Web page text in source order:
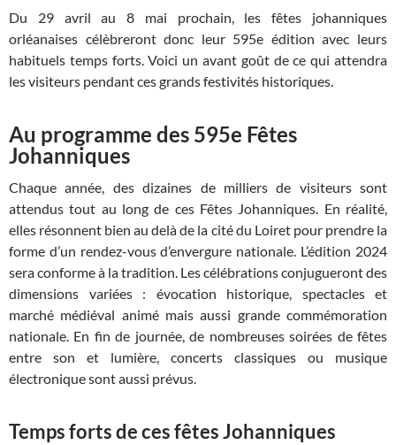
Du 29 avril au 8 mai prochain, les fêtes johanniques
orléanaises célèbreront donc leur 595e édition avec leurs
habituels temps forts. Voici un avant goût de ce qui attendra
les visiteurs pendant ces grands festivités historiques.
Au programme des 595e Fêtes
Johanniques
Chaque année, des dizaines de milliers de visiteurs sont
attendus tout au long de ces Fêtes Johanniques. En réalité,
elles résonnent bien au delà de la cité du Loiret pour prendre la
forme d’un rendez-vous d’envergure nationale. L’édition 2024
sera conforme à la tradition. Les célébrations conjugueront des
dimensions variées : évocation historique, spectacles et
marché médiéval animé mais aussi grande commémoration
nationale. En fin de journée, de nombreuses soirées de fêtes
entre son et lumière, concerts classiques ou musique
électronique sont aussi prévus.
Temps forts de ces fêtes Johanniques